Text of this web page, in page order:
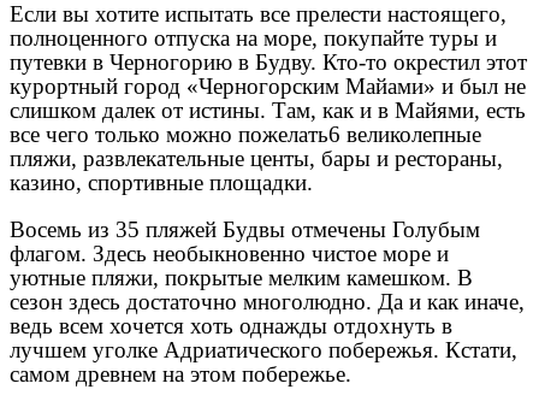
Если вы хотите испытать все прелести настоящего,
полноценного отпуска на море, покупайте туры и
путевки в Черногорию в Будву. Кто-то окрестил этот
курортный город «Черногорским Майами» и был не
слишком далек от истины. Там, как и в Майями, есть
все чего только можно пожелать6 великолепные
пляжи, развлекательные центы, бары и рестораны,
казино, спортивные площадки.
Восемь из 35 пляжей Будвы отмечены Голубым
флагом. Здесь необыкновенно чистое море и
уютные пляжи, покрытые мелким камешком. В
сезон здесь достаточно многолюдно. Да и как иначе,
ведь всем хочется хоть однажды отдохнуть в
лучшем уголке Адриатического побережья. Кстати,
самом древнем на этом побережье.